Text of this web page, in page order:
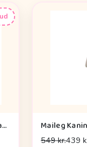
Konges Sløjd Minibamse - Kanin - Off White
549 kr.439